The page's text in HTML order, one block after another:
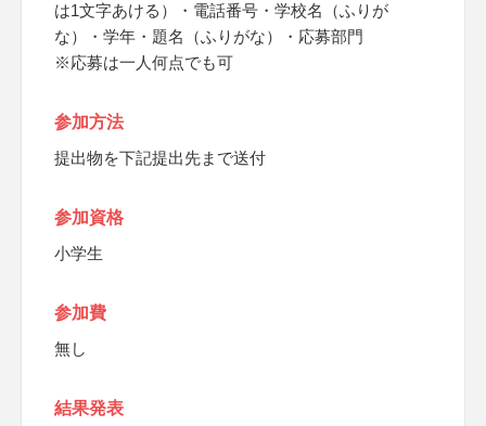
は1文字あける）・電話番号・学校名（ふりが
な）・学年・題名（ふりがな）・応募部門
※応募は一人何点でも可
参加方法
提出物を下記提出先まで送付
参加資格
小学生
参加費
無し
結果発表